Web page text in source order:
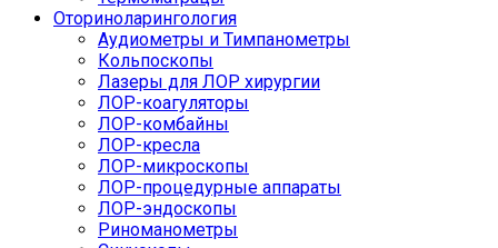
Оториноларингология
Аудиометры и Тимпанометры
Кольпоскопы
Лазеры для ЛОР хирургии
ЛОР-коагуляторы
ЛОР-комбайны
ЛОР-кресла
ЛОР-микроскопы
ЛОР-процедурные аппараты
ЛОР-эндоскопы
Риноманометры